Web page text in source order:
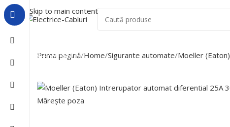
Skip to main content
Toate Categoriile
Prima pagină Home Sigurante automate Moeller (Eaton)
Mărește poza